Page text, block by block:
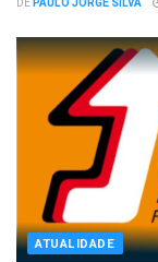
DEPAULO JORGE SILVA
ATUALIDADE